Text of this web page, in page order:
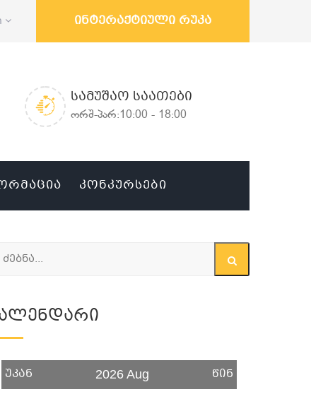
ინტერაქტიული რუკა
ᲡᲐᲛᲣᲨᲐᲝ ᲡᲐᲐᲗᲔᲑᲘ
ორშ-პარ:10:00 - 18:00
ᲙᲝᲜᲙᲣᲠᲡᲔᲑᲘ
უკან 2026 Aug წინ